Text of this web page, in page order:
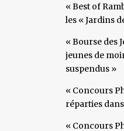
« Best of
les « Jardins
« Bourse des
jeunes de
suspendus »
« Concours
réparties
« Concours